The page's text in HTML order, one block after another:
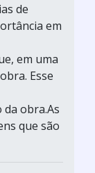
de
em
em uma
Esse
obra.As
que são